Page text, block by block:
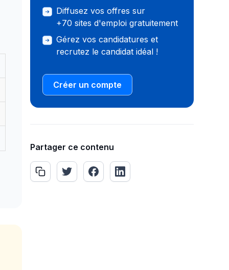
Diffusez vos offres sur
+70 sites d'emploi gratuitement
Gérez vos candidatures et
recrutez le candidat idéal !
Créer un compte
Partager ce contenu